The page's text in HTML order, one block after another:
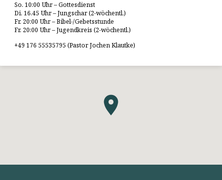
So. 10:00 Uhr – Gottesdienst
Di. 16.45 Uhr – Jungschar (2-wöchentl.)
Fr. 20:00 Uhr – Bibel-/Gebetsstunde
Fr. 20:00 Uhr – Jugendkreis (2-wöchentl.)
+49 176 55535795 (Pastor Jochen Klautke)